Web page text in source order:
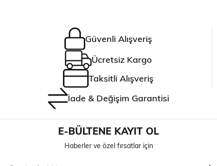
Güvenli Alışveriş
Ücretsiz Kargo
Taksitli Alışveriş
İade & Değişim Garantisi
E-BÜLTENE KAYIT OL
Haberler ve özel fırsatlar için